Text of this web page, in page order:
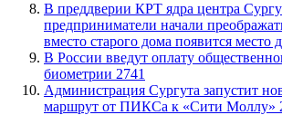
​В преддверии КРТ ядра центра
предприниматели начали
вместо старого дома появится место
В России введут оплату
биометрии 2741
​Администрация Сургута запустит
маршрут от ПИКСа к «Сити Моллу»